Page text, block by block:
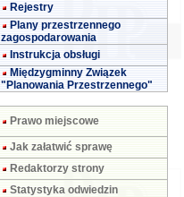
Rejestry
Plany przestrzennego
zagospodarowania
Instrukcja obsługi
Międzygminny Związek
"Planowania Przestrzennego"
Prawo miejscowe
Jak załatwić sprawę
Redaktorzy strony
Statystyka odwiedzin